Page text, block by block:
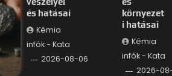
és hatásai
Kémia
infók - Kata
2026-08-06
környezet
i hatásai
Kémia
infók - Kata
2026-